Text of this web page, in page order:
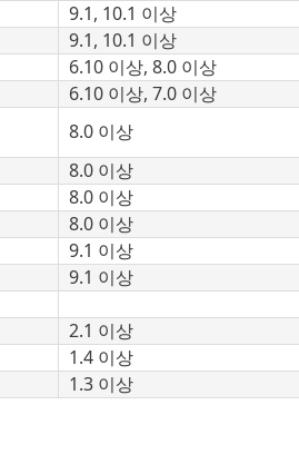
9.1, 10.1 이상
9.1, 10.1 이상
6.10 이상, 8.0 이상
6.10 이상, 7.0 이상
8.0 이상
8.0 이상
8.0 이상
8.0 이상
9.1 이상
9.1 이상
2.1 이상
1.4 이상
1.3 이상